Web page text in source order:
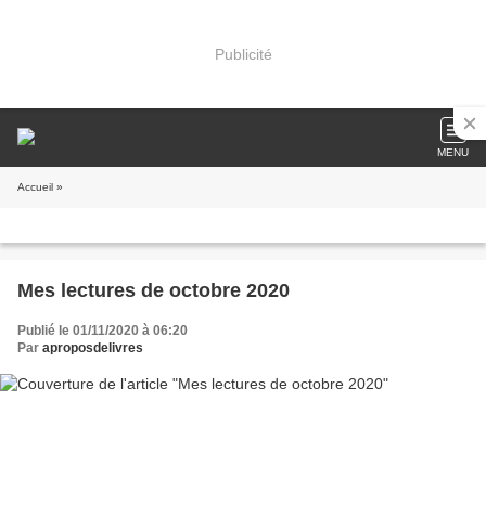
Publicité
MENU
Accueil »
Mes lectures de octobre 2020
Publié le 01/11/2020 à 06:20
Par aproposdelivres